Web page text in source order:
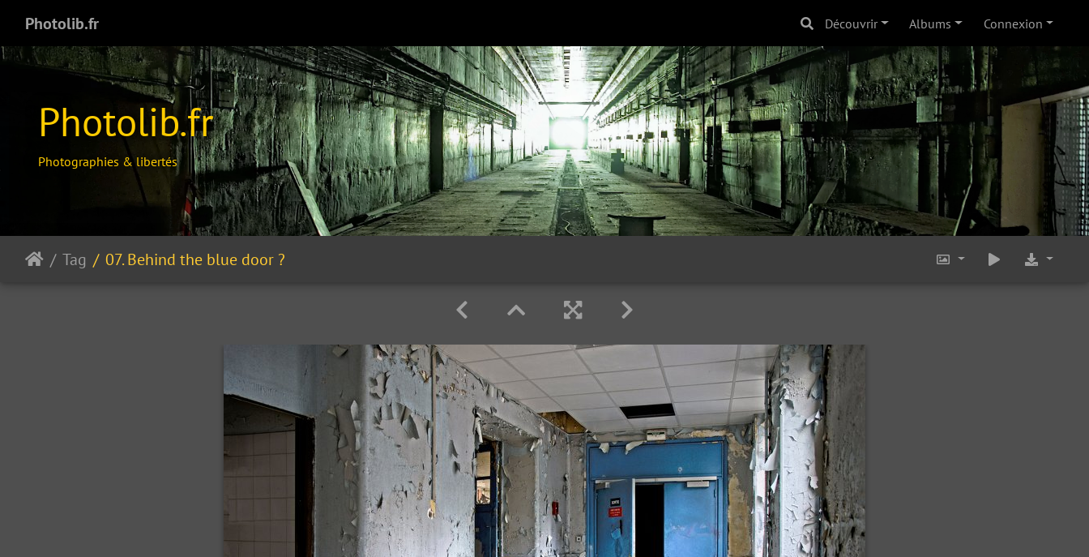
Photolib.fr Découvrir Albums Connexion
Photolib.fr
Photographies & libertés
Tag 07. Behind the blue door ?